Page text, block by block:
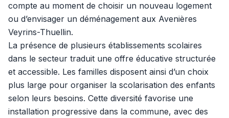
compte au moment de choisir un nouveau logement
ou d’envisager un déménagement aux Avenières
Veyrins-Thuellin.
La présence de plusieurs établissements scolaires
dans le secteur traduit une offre éducative structurée
et accessible. Les familles disposent ainsi d’un choix
plus large pour organiser la scolarisation des enfants
selon leurs besoins. Cette diversité favorise une
installation progressive dans la commune, avec des